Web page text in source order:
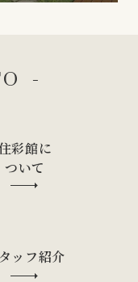
彩館に
ついて
ッフ紹介